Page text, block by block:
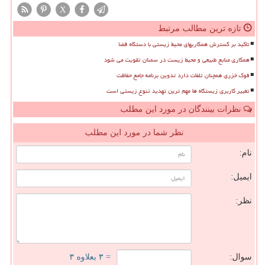
X
تازه ترین مطالب مرتبط
تاکید بر گسترش همکاریهای محیط زیستی با دستگاه قضا
همکاری منابع طبیعی و محیط زیست در سمنان تقویت می شود
فوک خزری همچنان تلفات دارد تدوین برنامه جامع حفاظت
تغییر کاربری زیستگاه ها مهم ترین تهدید تنوع زیستی است
نظرات بینندگان در مورد این مطلب
نظر شما در مورد این مطلب
نام:
ایمیل:
نظر:
سوال: = ۳ بعلاوه ۳